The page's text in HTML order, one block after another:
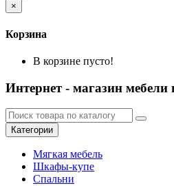
×
Корзина
В корзине пусто!
Интернет - магазин мебели
Категории
Мягкая мебель
Шкафы-купе
Спальни